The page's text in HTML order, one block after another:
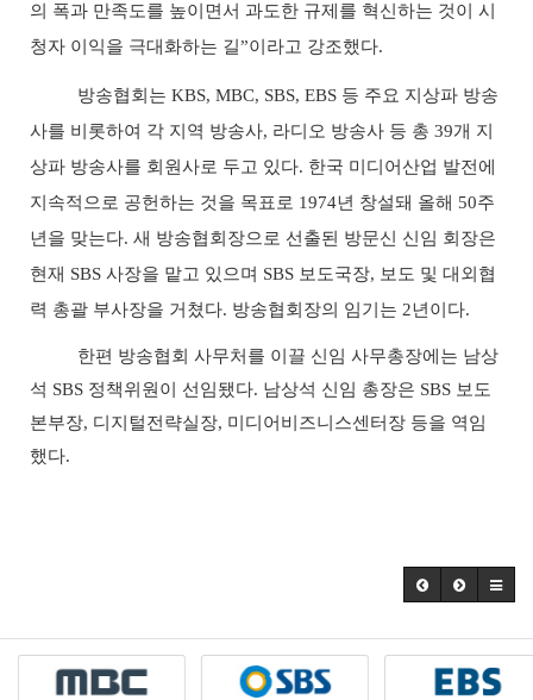
의 폭과 만족도를 높이면서 과도한 규제를 혁신하는 것이 시
청자 이익을 극대화하는 길”이라고 강조했다.
방송협회는 KBS, MBC, SBS, EBS 등 주요 지상파 방송
사를 비롯하여 각 지역 방송사, 라디오 방송사 등 총 39개 지
상파 방송사를 회원사로 두고 있다. 한국 미디어산업 발전에
지속적으로 공헌하는 것을 목표로 1974년 창설돼 올해 50주
년을 맞는다. 새 방송협회장으로 선출된 방문신 신임 회장은
현재 SBS 사장을 맡고 있으며 SBS 보도국장, 보도 및 대외협
력 총괄 부사장을 거쳤다. 방송협회장의 임기는 2년이다.
한편 방송협회 사무처를 이끌 신임 사무총장에는 남상
석 SBS 정책위원이 선임됐다. 남상석 신임 총장은 SBS 보도
본부장, 디지털전략실장, 미디어비즈니스센터장 등을 역임
했다.